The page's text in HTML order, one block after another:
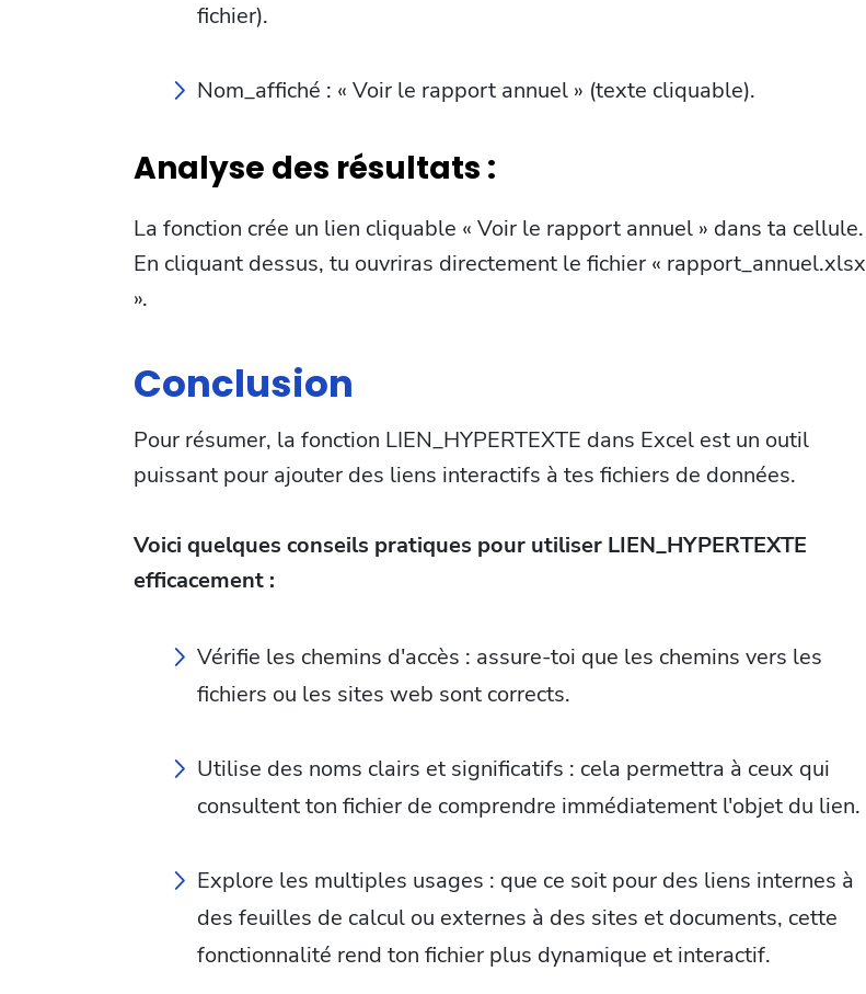
fichier).
Nom_affiché : « Voir le rapport annuel » (texte cliquable).
Analyse des résultats :
La fonction crée un lien cliquable « Voir le rapport annuel » dans ta cellule.
En cliquant dessus, tu ouvriras directement le fichier « rapport_annuel.xlsx
».
Conclusion
Pour résumer, la fonction LIEN_HYPERTEXTE dans Excel est un outil
puissant pour ajouter des liens interactifs à tes fichiers de données.
Voici quelques conseils pratiques pour utiliser LIEN_HYPERTEXTE
efficacement :
Vérifie les chemins d'accès : assure-toi que les chemins vers les
fichiers ou les sites web sont corrects.
Utilise des noms clairs et significatifs : cela permettra à ceux qui
consultent ton fichier de comprendre immédiatement l'objet du lien.
Explore les multiples usages : que ce soit pour des liens internes à
des feuilles de calcul ou externes à des sites et documents, cette
fonctionnalité rend ton fichier plus dynamique et interactif.